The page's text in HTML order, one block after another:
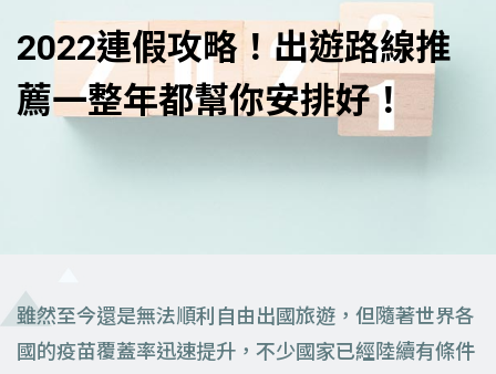
2022連假攻略！出遊路線推
薦一整年都幫你安排好！
雖然至今還是無法順利自由出國旅遊，但隨著世界各
國的疫苗覆蓋率迅速提升，不少國家已經陸續有條件